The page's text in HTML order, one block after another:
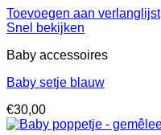
Toevoegen aan verlanglijst
Snel bekijken
Baby accessoires
Baby setje blauw
€30,00